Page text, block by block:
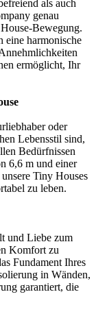
als auch
genau
Bewegung.
eine harmonische
ermöglicht, Ihr
oder
Lebensstil sind,
Bedürfnissen
6,6 m und einer
Tiny Houses
zu leben.
und Liebe zum
Komfort zu
Fundament Ihres
in Wänden,
garantiert, die